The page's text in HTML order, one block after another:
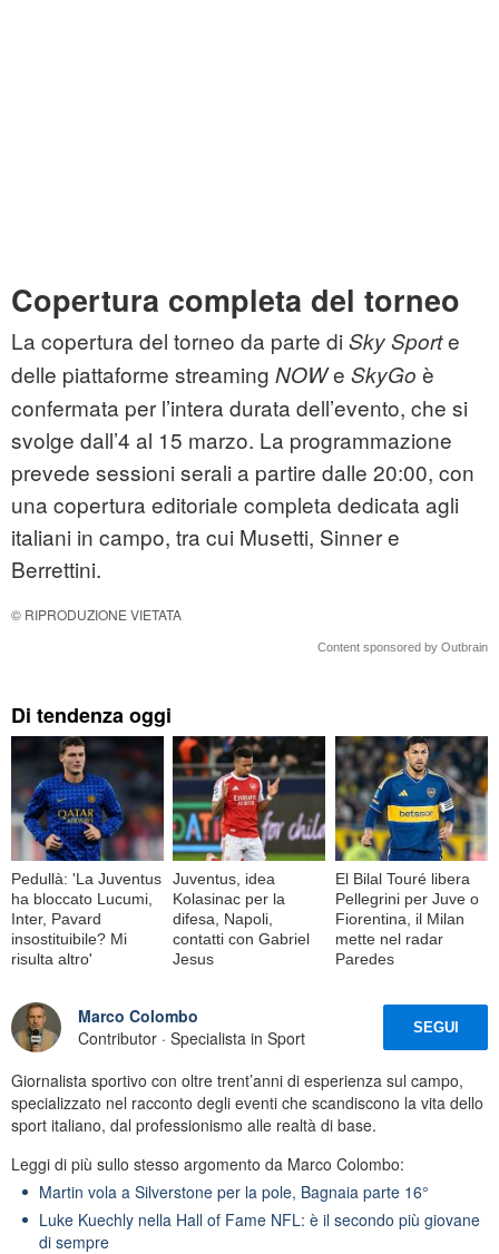
Copertura completa del torneo
La copertura del torneo da parte di Sky Sporte
delle piattaforme streaming NOWe SkyGo è
confermata per l’intera durata dell’evento, che si
svolge dall’4 al 15 marzo. La programmazione
prevede sessioni serali a partire dalle 20:00, con
una copertura editoriale completa dedicata agli
italiani in campo, tra cui Musetti, Sinner e
Berrettini.
© RIPRODUZIONE VIETATA
Content sponsored by Outbrain
Di tendenza oggi
Pedullà: 'La Juventus
ha bloccato Lucumi,
Inter, Pavard
insostituibile? Mi
risulta altro'
Juventus, idea
Kolasinac per la
difesa, Napoli,
contatti con Gabriel
Jesus
El Bilal Touré libera
Pellegrini per Juve o
Fiorentina, il Milan
mette nel radar
Paredes
Marco Colombo
Contributor · Specialista in Sport
SEGUI
Giornalista sportivo con oltre trent’anni di esperienza sul campo,
specializzato nel racconto degli eventi che scandiscono la vita dello
sport italiano, dal professionismo alle realtà di base.
Leggi di più sullo stesso argomento da Marco Colombo:
Martin vola a Silverstone per la pole, Bagnaia parte 16°
Luke Kuechly nella Hall of Fame NFL: è il secondo più giovane
di sempre